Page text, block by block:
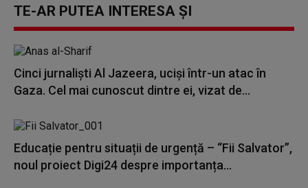
TE-AR PUTEA INTERESA ȘI
Cinci jurnaliști Al Jazeera, uciși într-un atac în
Gaza. Cel mai cunoscut dintre ei, vizat de...
Educație pentru situații de urgență – “Fii Salvator”,
noul proiect Digi24 despre importanța...